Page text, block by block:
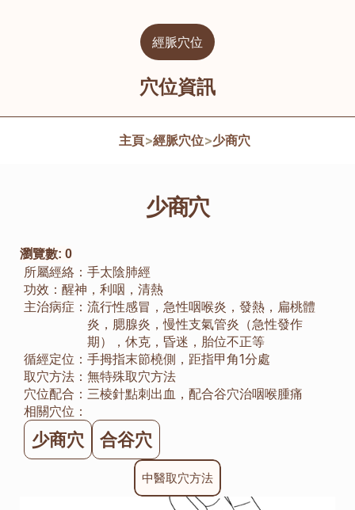
經脈穴位
穴位資訊
主頁>經脈穴位>少商穴
少商穴
瀏覽數: 0
所屬經絡： 手太陰肺經
功效： 醒神，利咽，清熱
主治病症： 流行性感冒，急性咽喉炎，發熱，扁桃體
炎，腮腺炎，慢性支氣管炎（急性發作
期），休克，昏迷，胎位不正等
循經定位： 手拇指末節橈側，距指甲角1分處
取穴方法： 無特殊取穴方法
穴位配合： 三棱針點刺出血，配合谷穴治咽喉腫痛
相關穴位：
少商穴 合谷穴
中醫取穴方法